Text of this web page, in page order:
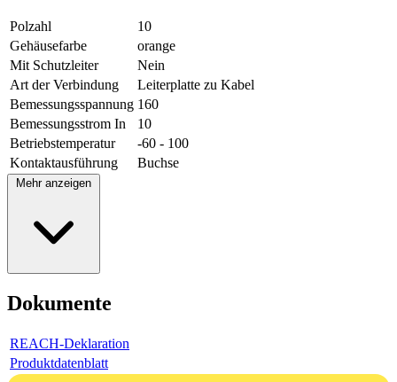
Polzahl
10
Gehäusefarbe
orange
Mit Schutzleiter
Nein
Art der Verbindung
Leiterplatte zu Kabel
Bemessungsspannung 160
Bemessungsstrom In
10
Betriebstemperatur
-60 - 100
Kontaktausführung
Buchse
Mehr anzeigen
Dokumente
REACH-Deklaration
Produktdatenblatt